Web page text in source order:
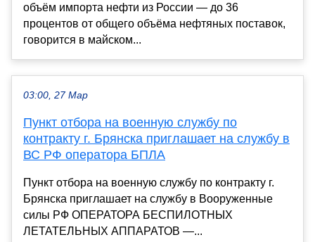
объём импорта нефти из России — до 36
процентов от общего объёма нефтяных поставок,
говорится в майском...
03:00, 27 Мар
Пyнкт отбора на военную службу по
контракту г. Брянска приглашает на службy в
ВС РФ оператора БПЛА
Пункт отбора на военную службу по контракту г.
Брянска приглашает на службу в Вооруженные
силы РФ ОПЕРАТОРА БЕСПИЛОТНЫХ
ЛЕТАТЕЛЬНЫХ АППАРАТОВ —...